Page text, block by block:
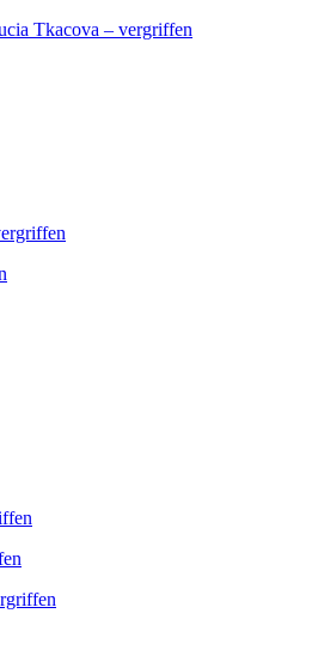
Tkacova – vergriffen